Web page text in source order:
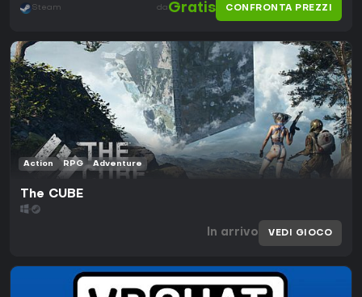
Steam da Gratis CONFRONTA PREZZI
Action RPG Adventure
The CUBE
In arrivo VEDI GIOCO